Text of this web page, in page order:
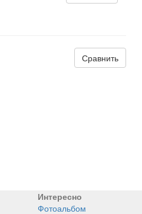
Сравнить
Интересно
Фотоальбом